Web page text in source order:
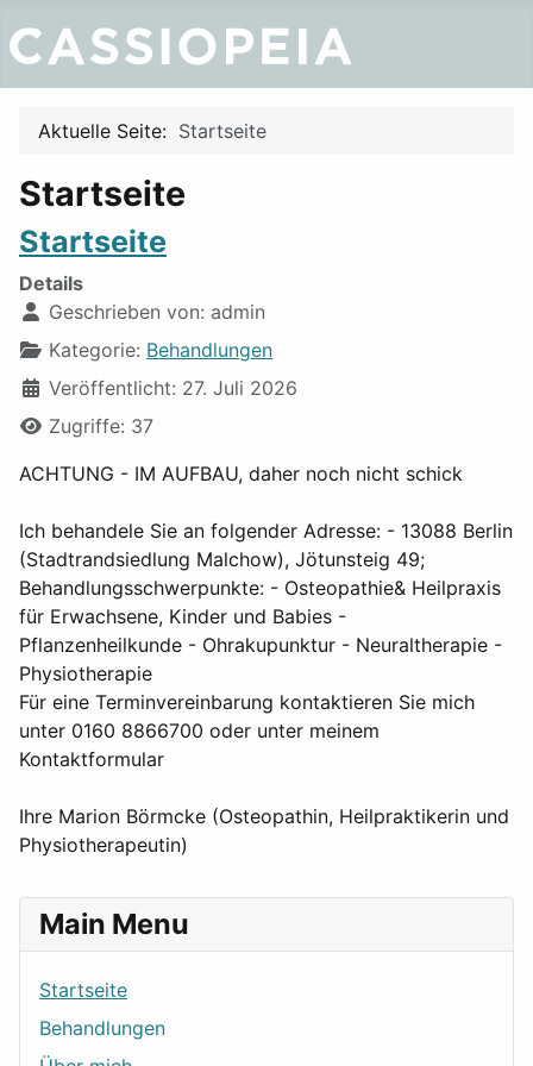
Aktuelle Seite: Startseite
Startseite
Startseite
Details
Geschrieben von: admin
Kategorie: Behandlungen
Veröffentlicht: 27. Juli 2026
Zugriffe: 37
ACHTUNG - IM AUFBAU, daher noch nicht schick
Ich behandele Sie an folgender Adresse: - 13088 Berlin
(Stadtrandsiedlung Malchow), Jötunsteig 49;
Behandlungsschwerpunkte: - Osteopathie& Heilpraxis
für Erwachsene, Kinder und Babies -
Pflanzenheilkunde - Ohrakupunktur - Neuraltherapie -
Physiotherapie
Für eine Terminvereinbarung kontaktieren Sie mich
unter 0160 8866700 oder unter meinem
Kontaktformular
Ihre Marion Börmcke (Osteopathin, Heilpraktikerin und
Physiotherapeutin)
Main Menu
Startseite
Behandlungen